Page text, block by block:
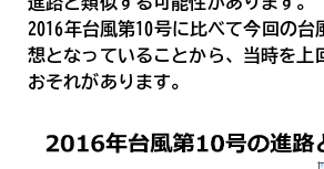
2016年台風第10号に比べて今回の台
想となっていることから、当時を上
おそれがあります。